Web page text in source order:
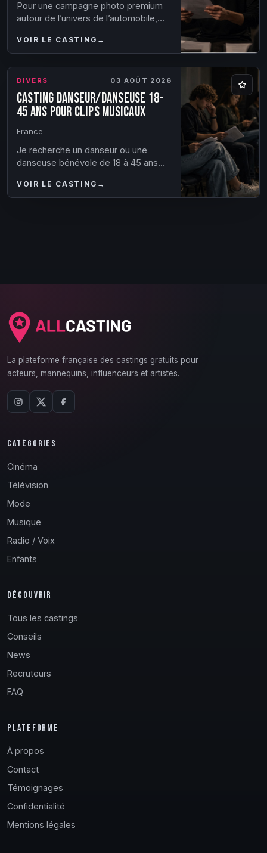
Pour une campagne photo premium
autour de l’univers de l’automobile,
Nous recherchons avant tout des
personnali...
VOIR LE CASTING →
DIVERS 03 AOÛT 2026
Casting danseur/danseuse 18-
45 ans pour clips musicaux
France
Je recherche un danseur ou une
danseuse bénévole de 18 à 45 ans
de danse est accepté ! Pour vous
donner une id...
VOIR LE CASTING →
La plateforme française des castings gratuits pour
acteurs, mannequins, influenceurs et artistes.
CATÉGORIES
Cinéma
Télévision
Mode
Musique
Radio / Voix
Enfants
DÉCOUVRIR
Tous les castings
Conseils
News
Recruteurs
FAQ
PLATEFORME
À propos
Contact
Témoignages
Confidentialité
Mentions légales